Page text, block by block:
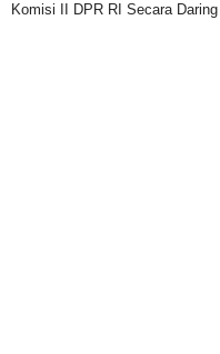
Komisi II DPR RI Secara Daring